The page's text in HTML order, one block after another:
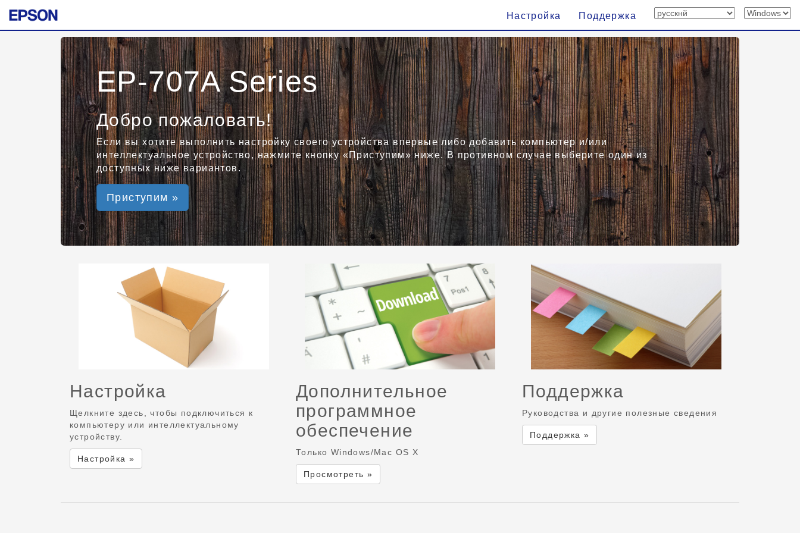
Настройка Поддержка
EP-707A Series
Добро пожаловать!
Если вы хотите выполнить настройку своего устройства впервые либо добавить компьютер и/или
интеллектуальное устройство, нажмите кнопку «Приступим» ниже. В противном случае выберите один из
доступных ниже вариантов.
Приступим »
Настройка
Щелкните здесь, чтобы подключиться к
компьютеру или интеллектуальному
устройству.
Настройка »
Дополнительное
программное
обеспечение
Только Windows/Mac OS X
Просмотреть »
Поддержка
Руководства и другие полезные сведения
Поддержка »